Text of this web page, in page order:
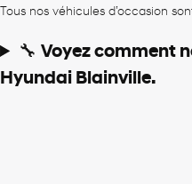
Tous nos véhicules d’occasion
🔧Voyez comment
Hyundai Blainville.